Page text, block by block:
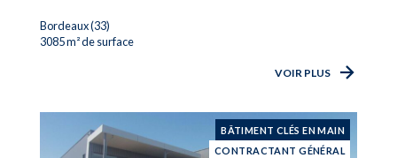
Bordeaux (33)
3085 m² de surface
VOIR PLUS
BÂTIMENT CLÉS EN MAIN
CONTRACTANT GÉNÉRAL